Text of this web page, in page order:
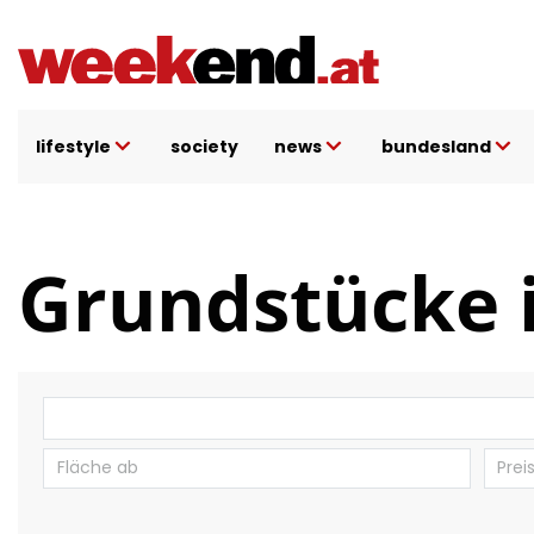
lifestyle society news bundesland
Grundstücke